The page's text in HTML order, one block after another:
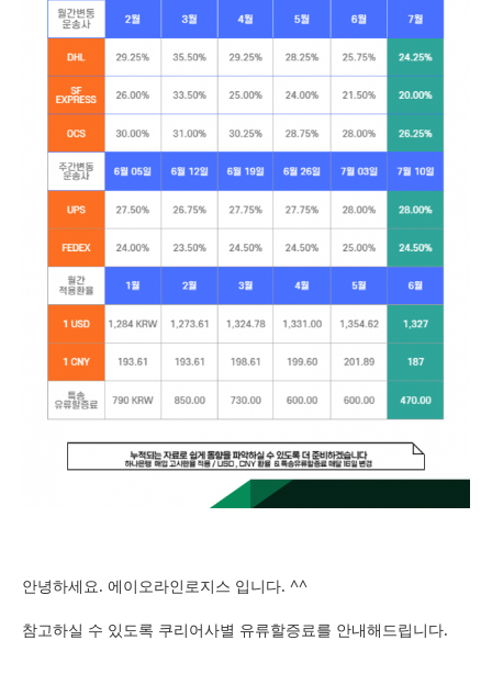
안녕하세요. 에이오라인로지스 입니다. ^^
참고하실 수 있도록 쿠리어사별 유류할증료를 안내해드립니다.